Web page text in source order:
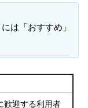
は「おすすめ」
迎する利用者